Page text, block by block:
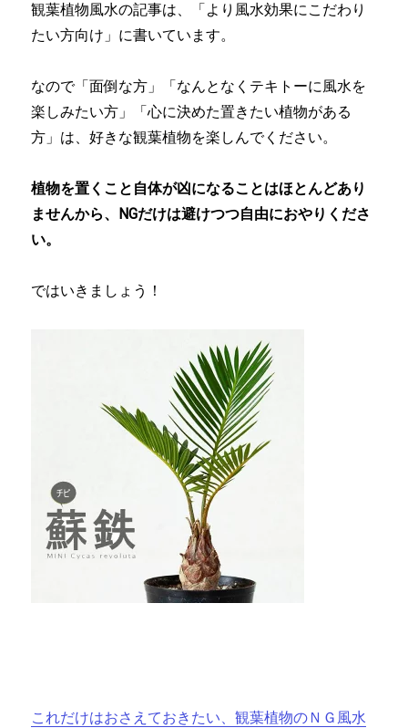
観葉植物風水の記事は、「より風水効果にこだわり
たい方向け」に書いています。
なので「面倒な方」「なんとなくテキトーに風水を
楽しみたい方」「心に決めた置きたい植物がある
方」は、好きな観葉植物を楽しんでください。
植物を置くこと自体が凶になることはほとんどあり
ませんから、NGだけは避けつつ自由におやりくださ
い。
ではいきましょう！
これだけはおさえておきたい、観葉植物のＮＧ風水